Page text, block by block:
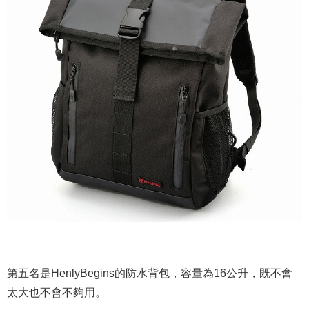
第五名是HenlyBegins的防水背包，容量為16公升，既不會
太大也不會不夠用。